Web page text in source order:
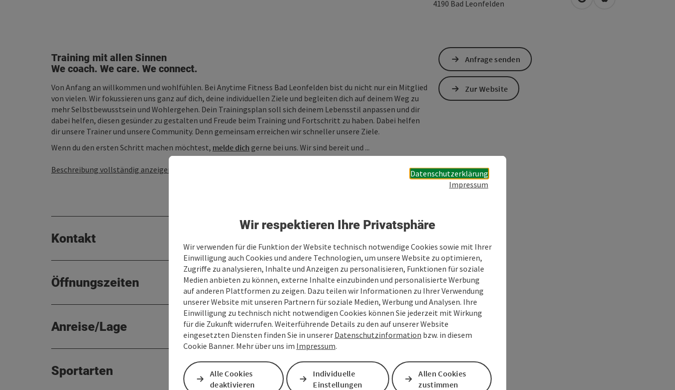
4190 Bad Leonfelden in Google Maps öffnen
in Apple Maps
Training mit allen Sinnen
We coach. We care. We connect.
Von Anfang an willkommen und wohlfühlen. Bei Anytime Fitness Bad Leonfelden bist du nicht nur ein Mitglied
von vielen. Wir fokussieren uns ganz auf dich, deine individuellen Ziele und begleiten dich auf deinem Weg zu
mehr Selbstbewusstsein und Wohlergehen. Dein Trainingsplan soll sich deinem Lebensstil anpassen und dir
dabei helfen, diesen gesünder zu gestalten und Freude beim Training und Fortschritt zu haben. Dabei helfen
dir unsere Trainer und unsere Community. Denn gemeinsam erreichen wir schneller unsere Ziele.
Wenn du den ersten Schritt machen möchtest, melde dich gerne bei uns. Wir sind bereit und ...
Beschreibung vollständig anzeigen
Kontakt
Öffnungszeiten
Anreise/Lage
Sportarten
Anfrage senden
Zur Website
Datenschutzerklärung
Impressum
Wir respektieren Ihre Privatsphäre
Wir verwenden für die Funktion der Website technisch notwendige Cookies sowie mit Ihrer
Einwilligung auch Cookies und andere Technologien, um unsere Website zu optimieren,
Zugriffe zu analysieren, Inhalte und Anzeigen zu personalisieren, Funktionen für soziale
Medien anbieten zu können, externe Inhalte einzubinden und personalisierte Werbung
auf anderen Plattformen zu zeigen. Dazu teilen wir Informationen zu Ihrer Verwendung
unserer Website mit unseren Partnern für soziale Medien, Werbung und Analysen. Ihre
Einwilligung zu technisch nicht notwendigen Cookies können Sie jederzeit mit Wirkung
für die Zukunft widerrufen. Weiterführende Details zu den auf unserer Website
eingesetzten Diensten finden Sie in unserer Datenschutzinformation bzw. in diesem
Cookie Banner. Mehr über uns im Impressum.
Alle Cookies
deaktivieren
Individuelle
Einstellungen
Allen Cookies
zustimmen